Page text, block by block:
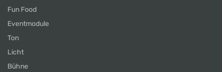
Fun Food
Eventmodule
Ton
Licht
Bühne